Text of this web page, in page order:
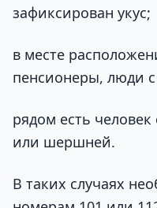
зафиксирован укус;
в месте
пенсионеры, люди
рядом есть человек
или шершней.
В таких случаях